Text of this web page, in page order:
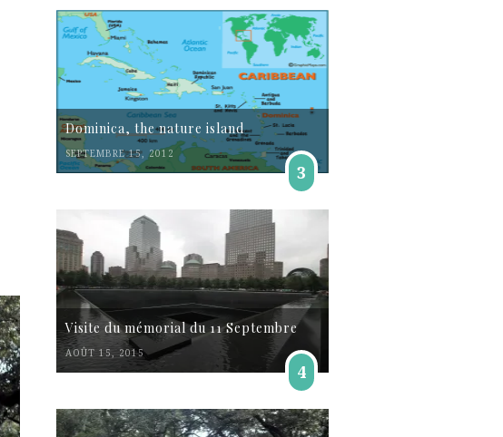
Dominica, the nature island
SEPTEMBRE 15, 2012
3
Visite du mémorial du 11 Septembre
AOÛT 15, 2015
4